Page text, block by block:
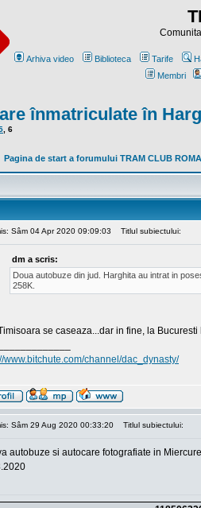
Arhiva video Biblioteca Tarife
Membri
înmatriculate în
6
Pagina de start a forumului TRAM CLUB
Sâm 04 Apr 2020 09:09:03 Titlul subiectului:
dm a scris:
Doua autobuze din jud. Harghita au intrat in
258K.
se caseaza...dar in fine, la
www.bitchute.com/channel/dac_dynasty/
Sâm 29 Aug 2020 00:33:20 Titlul subiectului:
autobuze si autocare fotografiate in